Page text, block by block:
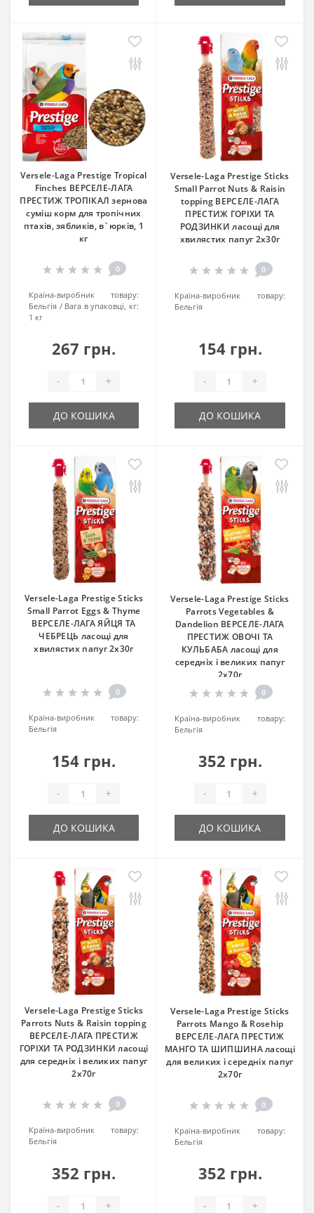
Versele-Laga Prestige Tropical
Finches ВЕРСЕЛЕ-ЛАГА
ПРЕСТИЖ ТРОПІКАЛ зернова
суміш корм для тропічних
птахів, зябликів, в`юрків, 1
кг
0
Країна-виробник товару:
Бельгія
Вага в упаковці, кг:
1 кг
267 грн.
- +
ДО КОШИКА
Versele-Laga Prestige Sticks
Small Parrot Nuts & Raisin
topping ВЕРСЕЛЕ-ЛАГА
ПРЕСТИЖ ГОРІХИ ТА
РОДЗИНКИ ласощі для
хвилястих папуг 2х30г
0
Країна-виробник товару:
Бельгія
154 грн.
- +
ДО КОШИКА
Versele-Laga Prestige Sticks
Small Parrot Eggs & Thyme
ВЕРСЕЛЕ-ЛАГА ЯЙЦЯ ТА
ЧЕБРЕЦЬ ласощі для
хвилястих папуг 2х30г
0
Країна-виробник товару:
Бельгія
154 грн.
- +
ДО КОШИКА
Versele-Laga Prestige Sticks
Parrots Vegetables &
Dandelion ВЕРСЕЛЕ-ЛАГА
ПРЕСТИЖ ОВОЧІ ТА
КУЛЬБАБА ласощі для
середніх і великих папуг
2х70г
0
Країна-виробник товару:
Бельгія
352 грн.
- +
ДО КОШИКА
Versele-Laga Prestige Sticks
Parrots Nuts & Raisin topping
ВЕРСЕЛЕ-ЛАГА ПРЕСТИЖ
ГОРІХИ ТА РОДЗИНКИ ласощі
для середніх і великих папуг
2х70г
0
Країна-виробник товару:
Бельгія
352 грн.
- +
Versele-Laga Prestige Sticks
Parrots Mango & Rosehip
ВЕРСЕЛЕ-ЛАГА ПРЕСТИЖ
МАНГО ТА ШИПШИНА ласощі
для великих і середніх папуг
2х70г
0
Країна-виробник товару:
Бельгія
352 грн.
- +